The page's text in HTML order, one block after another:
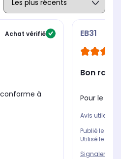
Achat vérifié
à
EB31
Bon
Pour le prix
Avis utile ?
Publié le
Utilisé le
Signaler un